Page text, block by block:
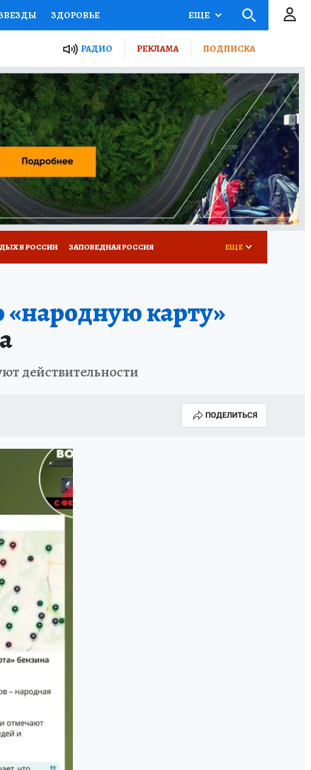
ЗДОРОВЬЕ
ПРОЕКТЫ РОССИИ
СЕКРЕТЫ ПУТЕВОДИТЕЛЬ
ЖЕЛЕЗА ТУРИЗМ
ГИД ПОТРЕБИТЕЛЯ ВСЕ О КП
ЕЩЕ
РАДИО РЕКЛАМА ПОДПИСКА
В РОССИИ ЗАПОВЕДНАЯ РОССИЯ ЕЩЕ
карту»
действительности
ПОДЕЛИТЬСЯ